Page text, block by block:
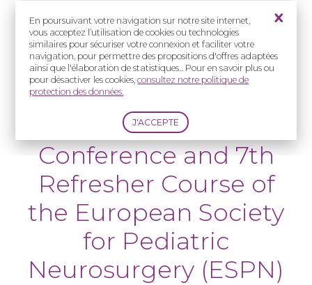
En poursuivant votre navigation sur notre site internet,
vous acceptez l’utilisation de cookies ou technologies
similaires pour sécuriser votre connexion et faciliter votre
navigation, pour permettre des propositions d'offres adaptées
ainsi que l'élaboration de statistiques... Pour en savoir plus ou
pour désactiver les cookies,consultez notre politique de
protection des données.
Pré-programme
Inscription
Présentiel
2026 Consensus
Conference and 7th
Refresher Course of
the European Society
for Pediatric
Neurosurgery (ESPN)